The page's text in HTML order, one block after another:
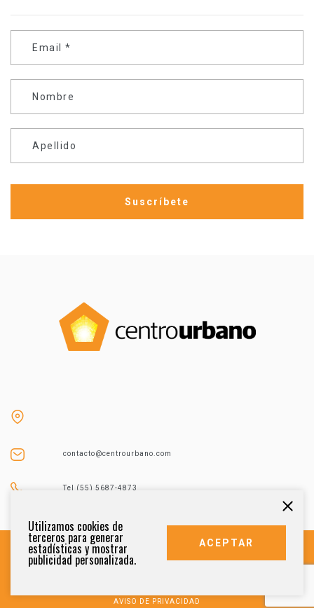
Email *
Nombre
Apellido
contacto@centrourbano.com
Tel (55) 5687-4873
AVISO DE PRIVACIDAD
Utilizamos cookies de
terceros para generar
estadísticas y mostrar
publicidad personalizada.
ACEPTAR